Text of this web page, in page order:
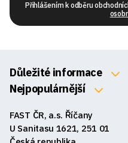
Přihlášením k odběru
Důležité informace
O nás
Obchodní podmínky
Nejpopulárnější
FAST ČR, a.s. Říčany
U Sanitasu 1621, 251 01